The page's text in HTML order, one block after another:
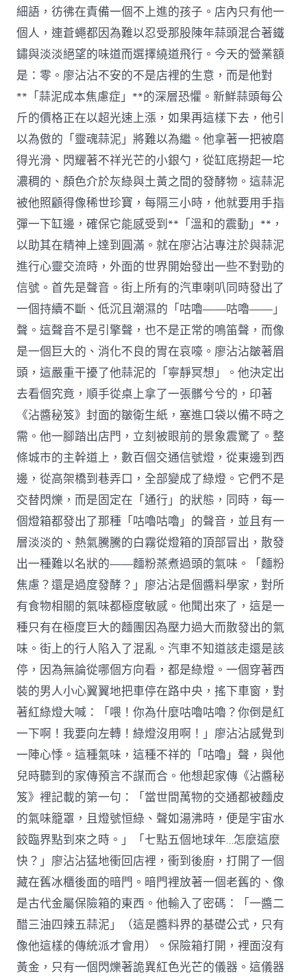
細語，彷彿在責備一個不上進的孩子。店內只有他一
個人，連蒼蠅都因為難以忍受那股陳年蒜頭混合著鐵
鏽與淡淡絕望的味道而選擇繞道飛行。今天的營業額
是：零。廖沾沾不安的不是店裡的生意，而是他對
**「蒜泥成本焦慮症」**的深層恐懼。新鮮蒜頭每公
斤的價格正在以超光速上漲，如果再這樣下去，他引
以為傲的「靈魂蒜泥」將難以為繼。他拿著一把被磨
得光滑、閃耀著不祥光芒的小銀勺，從缸底撈起一坨
濃稠的、顏色介於灰綠與土黃之間的發酵物。這蒜泥
被他照顧得像稀世珍寶，每隔三小時，他就要用手指
彈一下缸邊，確保它能感受到**「溫和的震動」**，
以助其在精神上達到圓滿。就在廖沾沾專注於與蒜泥
進行心靈交流時，外面的世界開始發出一些不對勁的
信號。首先是聲音。街上所有的汽車喇叭同時發出了
一個持續不斷、低沉且潮濕的「咕嚕——咕嚕——」
聲。這聲音不是引擎聲，也不是正常的鳴笛聲，而像
是一個巨大的、消化不良的胃在哀嚎。廖沾沾皺著眉
頭，這嚴重干擾了他蒜泥的「寧靜冥想」。他決定出
去看個究竟，順手從桌上拿了一張髒兮兮的，印著
《沾醬秘笈》封面的皺衛生紙，塞進口袋以備不時之
需。他一腳踏出店門，立刻被眼前的景象震驚了。整
條城市的主幹道上，數百個交通信號燈，從東邊到西
邊，從高架橋到巷弄口，全部變成了綠燈。它們不是
交替閃爍，而是固定在「通行」的狀態，同時，每一
個燈箱都發出了那種「咕嚕咕嚕」的聲音，並且有一
層淡淡的、熱氣騰騰的白霧從燈箱的頂部冒出，散發
出一種難以名狀的——麵粉蒸煮過頭的氣味。「麵粉
焦慮？還是過度發酵？」廖沾沾是個醬料學家，對所
有食物相關的氣味都極度敏感。他聞出來了，這是一
種只有在極度巨大的麵團因為壓力過大而散發出的氣
味。街上的行人陷入了混亂。汽車不知道該走還是該
停，因為無論從哪個方向看，都是綠燈。一個穿著西
裝的男人小心翼翼地把車停在路中央，搖下車窗，對
著紅綠燈大喊：「喂！你為什麼咕嚕咕嚕？你倒是紅
一下啊！我要向左轉！綠燈沒用啊！」廖沾沾感覺到
一陣心悸。這種氣味，這種不祥的「咕嚕」聲，與他
兒時聽到的家傳預言不謀而合。他想起家傳《沾醬秘
笈》裡記載的第一句：「當世間萬物的交通都被麵皮
的氣味籠罩，且燈號恒綠、聲如湯沸時，便是宇宙水
餃臨界點到來之時。」「七點五個地球年…怎麼這麼
快？」廖沾沾猛地衝回店裡，衝到後廚，打開了一個
藏在舊冰櫃後面的暗門。暗門裡放著一個老舊的、像
是古代金屬保險箱的東西。他輸入了密碼：「一醬二
醋三油四辣五蒜泥」（這是醬料界的基礎公式，只有
像他這樣的傳統派才會用）。保險箱打開，裡面沒有
黃金，只有一個閃爍著詭異紅色光芒的儀器。這儀器